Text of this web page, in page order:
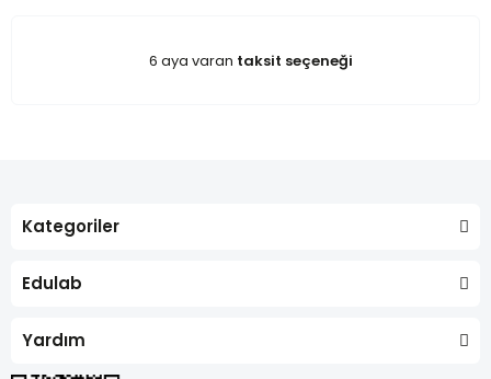
6 aya varan taksit seçeneği
Kategoriler
Edulab
Yardım